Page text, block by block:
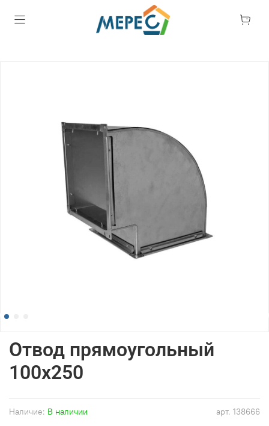
арт. 138666
Наличие: В наличии
Отвод прямоугольный
100x250